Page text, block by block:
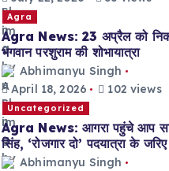
Agra
Agra News: 23 अप्रैल को
भगवान परशुराम की शोभायात्रा
Abhimanyu Singh
April 18, 2026
102 views
Uncategorized
Agra News: आगरा पहुंचे आप
सिंह, ‘रोजगार दो’ पदयात्रा के
Abhimanyu Singh